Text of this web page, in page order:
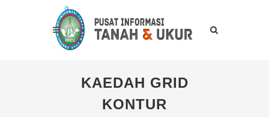
KAEDAH GRID
KONTUR